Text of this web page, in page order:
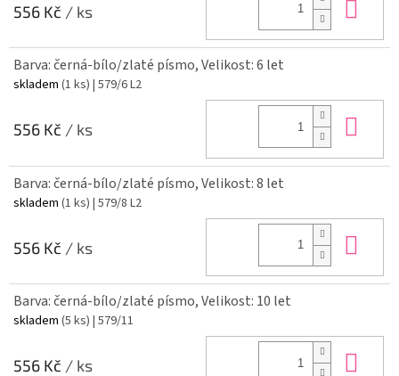
556 Kč / ks
Barva: černá-bílo/zlaté písmo, Velikost: 6 let
skladem (1 ks) | 579/6 L2
556 Kč / ks
Barva: černá-bílo/zlaté písmo, Velikost: 8 let
skladem (1 ks) | 579/8 L2
556 Kč / ks
Barva: černá-bílo/zlaté písmo, Velikost: 10 let
skladem (5 ks) | 579/11
556 Kč / ks